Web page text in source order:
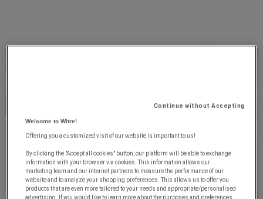
Continue without Accepting
Welcome to Witre!
Offering you a customized visit of our website is important to us!
By clicking the "Accept all cookies" button, our platform will be able to exchange
information with your browser via cookies. This information allows our
marketing team and our internet partners to measure the performance of our
website and to analyze your shopping preferences. This allows us to offer you
products that are even more tailored to your needs and appropriate/personalised
advertising. If you would like to learn more about the purposes and preferences